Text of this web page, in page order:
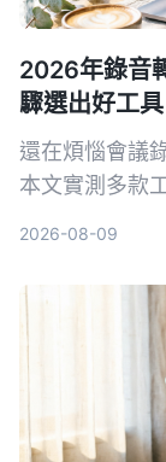
2026年錄音
驟選出好工具
還在煩惱會議
本文實測多款
2026-08-09